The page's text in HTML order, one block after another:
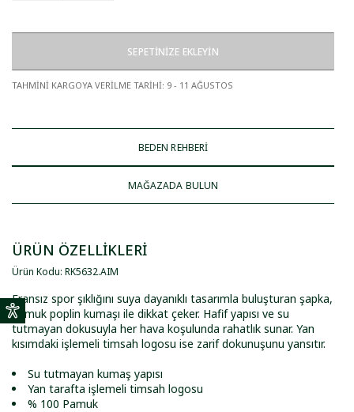
SEPETİNİZE EKLEYİN
TAHMİNİ KARGOYA VERİLME TARİHİ: 9 - 11 AĞUSTOS
BEDEN REHBERİ
MAĞAZADA BULUN
ÜRÜN ÖZELLİKLERİ
Ürün Kodu: RK5632.AIM
Fransız spor şıklığını suya dayanıklı tasarımla buluşturan şapka,
pamuk poplin kumaşı ile dikkat çeker. Hafif yapısı ve su
tutmayan dokusuyla her hava koşulunda rahatlık sunar. Yan
kısımdaki işlemeli timsah logosu ise zarif dokunuşunu yansıtır.
Su tutmayan kumaş yapısı
Yan tarafta işlemeli timsah logosu
% 100 Pamuk